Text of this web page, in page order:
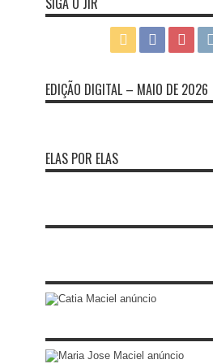
EDIÇÃO DIGITAL – MAIO DE 2026
ELAS POR ELAS